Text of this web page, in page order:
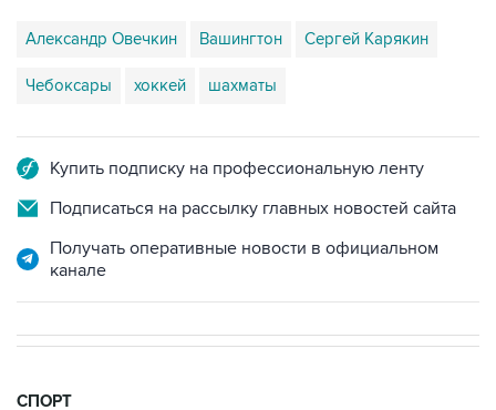
Александр Овечкин Вашингтон Сергей Карякин
Чебоксары хоккей шахматы
Купить подписку на профессиональную ленту
Подписаться на рассылку главных новостей сайта
Получать оперативные новости в официальном
канале
СПОРТ